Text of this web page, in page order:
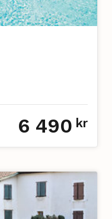
6 490 kr